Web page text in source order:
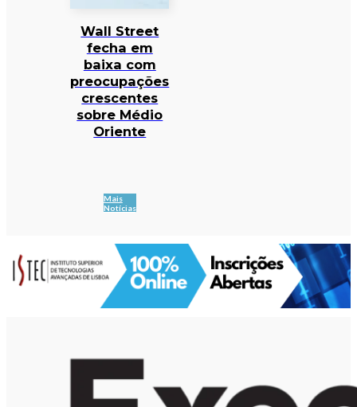
Wall Street
fecha em
baixa com
preocupações
crescentes
sobre Médio
Oriente
Mais
Notícias